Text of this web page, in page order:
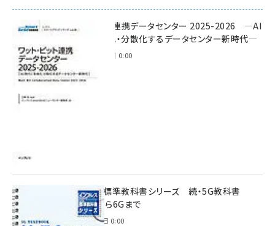
ワット・ビット連携データセンター 2025-2026 ―AI
時代に多様化・分散化するデータセンター新時代―
2025年11月28日 0:00
インプレス標準教科書シリーズ 続・5G教科書
NSA/SAから6Gまで
2023年4月3日 0:00